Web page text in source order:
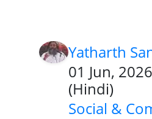
Yatharth
01 Jun,
(Hindi)
Social &